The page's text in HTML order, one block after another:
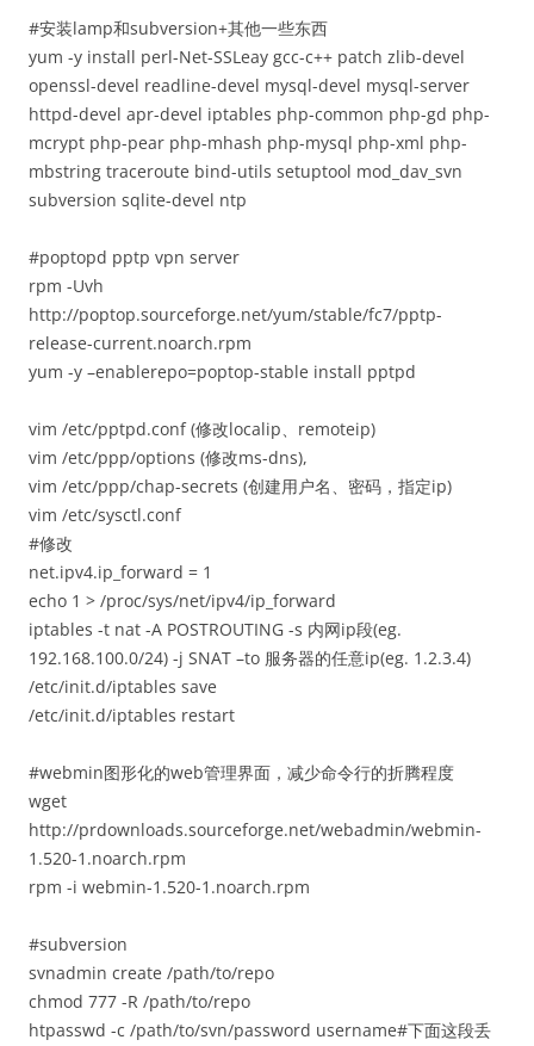
#安装lamp和subversion+其他一些东西
yum -y install perl-Net-SSLeay gcc-c++ patch zlib-devel
openssl-devel readline-devel mysql-devel mysql-server
httpd-devel apr-devel iptables php-common php-gd php-
mcrypt php-pear php-mhash php-mysql php-xml php-
mbstring traceroute bind-utils setuptool mod_dav_svn
subversion sqlite-devel ntp
#poptopd pptp vpn server
rpm -Uvh
http://poptop.sourceforge.net/yum/stable/fc7/pptp-
release-current.noarch.rpm
yum -y –enablerepo=poptop-stable install pptpd
vim /etc/pptpd.conf (修改localip、remoteip)
vim /etc/ppp/options (修改ms-dns),
vim /etc/ppp/chap-secrets (创建用户名、密码，指定ip)
vim /etc/sysctl.conf
#修改
net.ipv4.ip_forward = 1
echo 1 > /proc/sys/net/ipv4/ip_forward
iptables -t nat -A POSTROUTING -s 内网ip段(eg.
192.168.100.0/24) -j SNAT –to 服务器的任意ip(eg. 1.2.3.4)
/etc/init.d/iptables save
/etc/init.d/iptables restart
#webmin图形化的web管理界面，减少命令行的折腾程度
wget
http://prdownloads.sourceforge.net/webadmin/webmin-
1.520-1.noarch.rpm
rpm -i webmin-1.520-1.noarch.rpm
#subversion
svnadmin create /path/to/repo
chmod 777 -R /path/to/repo
htpasswd -c /path/to/svn/password username#下面这段丢